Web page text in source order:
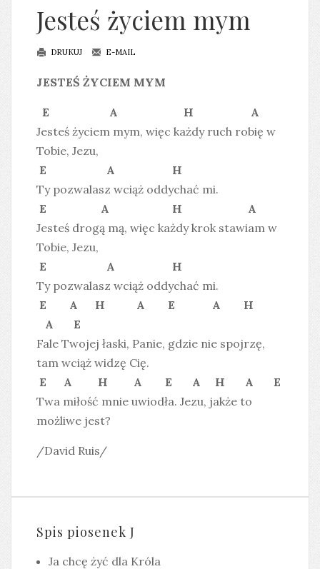
Jesteś życiem mym
DRUKUJ E-MAIL
JESTEŚ ŻYCIEM MYM
E A H A
Jesteś życiem mym, więc każdy ruch robię w
Tobie, Jezu,
E A H
Ty pozwalasz wciąż oddychać mi.
E A H A
Jesteś drogą mą, więc każdy krok stawiam w
Tobie, Jezu,
E A H
Ty pozwalasz wciąż oddychać mi.
E A H A E A H
A E
Fale Twojej łaski, Panie, gdzie nie spojrzę,
tam wciąż widzę Cię.
E A H A E A H A E
Twa miłość mnie uwiodła. Jezu, jakże to
możliwe jest?
/David Ruis/
Spis piosenek J
Ja chcę żyć dla Króla